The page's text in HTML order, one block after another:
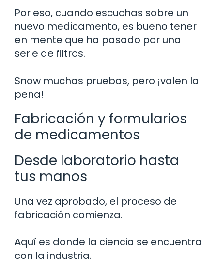
Por eso, cuando escuchas sobre un
nuevo medicamento, es bueno tener
en mente que ha pasado por una
serie de filtros.
Snow muchas pruebas, pero ¡valen la
pena!
Fabricación y formularios
de medicamentos
Desde laboratorio hasta
tus manos
Una vez aprobado, el proceso de
fabricación comienza.
Aquí es donde la ciencia se encuentra
con la industria.